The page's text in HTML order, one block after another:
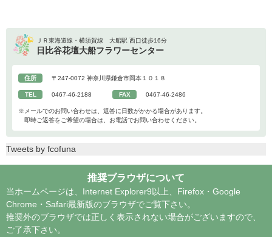
ＪＲ東海道線・横須賀線 大船駅 西口徒歩16分
日比谷花壇大船フラワーセンター
住所 〒247-0072 神奈川県鎌倉市岡本１０１８
TEL 0467-46-2188 FAX 0467-46-2486
※メールでのお問い合わせは、返答に日数がかかる場合があります。
即時ご返答をご希望の場合は、お電話でお問い合わせください。
Tweets by fcofuna
推奨ブラウザについて
当ホームページは、Internet Explorer9以上、Firefox・Google
Chrome・Safari最新版のブラウザでご覧下さい。
推奨外のブラウザでは正しく表示されない場合がございますので、
ご了承下さい。